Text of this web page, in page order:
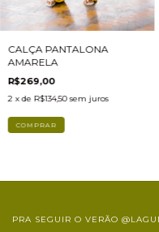
CALÇA PANTALONA
AMARELA
R$269,00
2 x de R$134,50 sem juros
COMPRAR
PRA SEGUIR O VERÃO